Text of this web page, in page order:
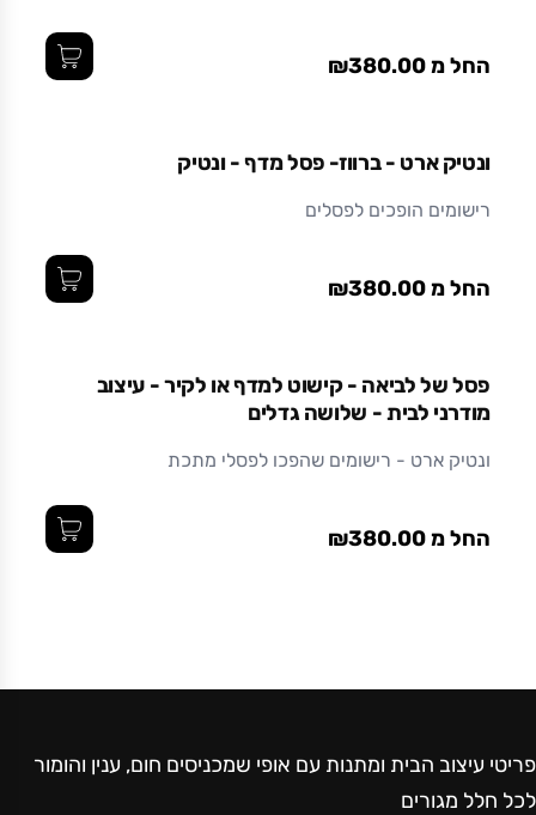
החל מ ₪380.00
ונטיק ארט - ברווז- פסל מדף - ונטיק
רישומים הופכים לפסלים
החל מ ₪380.00
פסל של לביאה - קישוט למדף או לקיר - עיצוב
מודרני לבית - שלושה גדלים
ונטיק ארט - רישומים שהפכו לפסלי מתכת
החל מ ₪380.00
פריטי עיצוב הבית ומתנות עם אופי שמכניסים חום, ענין והומור
לכל חלל מגורים